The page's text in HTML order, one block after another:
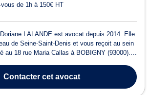
de 1h à 150€ HT
LALANDE est avocat depuis 2014. Elle
de Seine-Saint-Denis et vous reçoit au sein
au 18 rue Maria Callas à BOBIGNY (93000).
prud’hommes pour des questions de
Contactercet avocat